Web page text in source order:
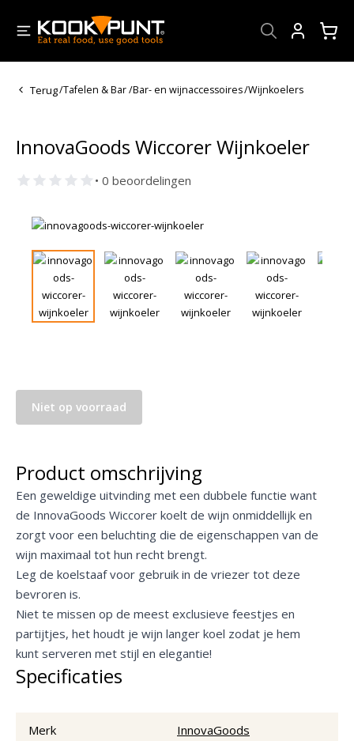
Terug/Tafelen & Bar/Bar- en wijnaccessoires/Wijnkoelers
InnovaGoods Wiccorer Wijnkoeler
• 0 beoordelingen
Niet op voorraad
Product omschrijving
Een geweldige uitvinding met een dubbele functie want
de InnovaGoods Wiccorer koelt de wijn onmiddellijk en
zorgt voor een beluchting die de eigenschappen van de
wijn maximaal tot hun recht brengt.
Leg de koelstaaf voor gebruik in de vriezer tot deze
bevroren is.
Niet te missen op de meest exclusieve feestjes en
partijtjes, het houdt je wijn langer koel zodat je hem
kunt serveren met stijl en elegantie!
Specificaties
Merk InnovaGoods